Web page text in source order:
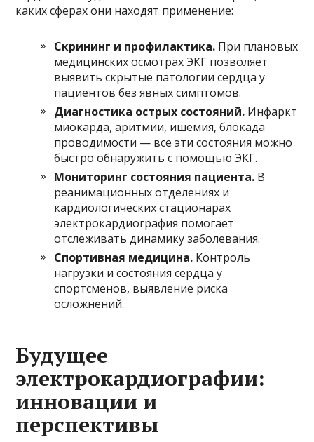
каких сферах они находят применение:
Скрининг и профилактика. При плановых
медицинских осмотрах ЭКГ позволяет
выявить скрытые патологии сердца у
пациентов без явных симптомов.
Диагностика острых состояний. Инфаркт
миокарда, аритмии, ишемия, блокада
проводимости — все эти состояния можно
быстро обнаружить с помощью ЭКГ.
Мониторинг состояния пациента. В
реанимационных отделениях и
кардиологических стационарах
электрокардиография помогает
отслеживать динамику заболевания.
Спортивная медицина. Контроль
нагрузки и состояния сердца у
спортсменов, выявление риска
осложнений.
Будущее
электрокардиографии:
инновации и
перспективы